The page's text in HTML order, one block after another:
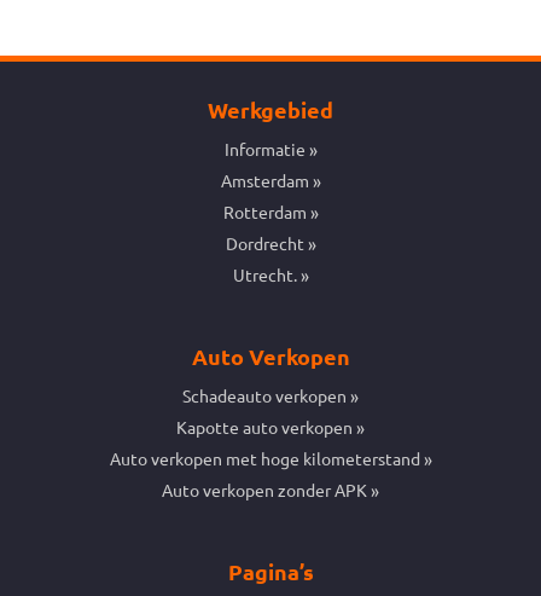
Werkgebied
Informatie
Amsterdam
Rotterdam
Dordrecht
Utrecht.
Auto Verkopen
Schadeauto verkopen
Kapotte auto verkopen
Auto verkopen met hoge kilometerstand
Auto verkopen zonder APK
Pagina’s